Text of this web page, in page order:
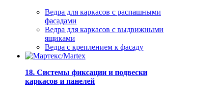
Ведра для каркасов с распашными
фасадами
Ведра для каркасов с выдвижными
ящиками
Ведра с креплением к фасаду
18. Системы фиксации и подвески
каркасов и панелей